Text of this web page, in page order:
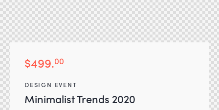
$499.00
DESIGN EVENT
Minimalist Trends 2020